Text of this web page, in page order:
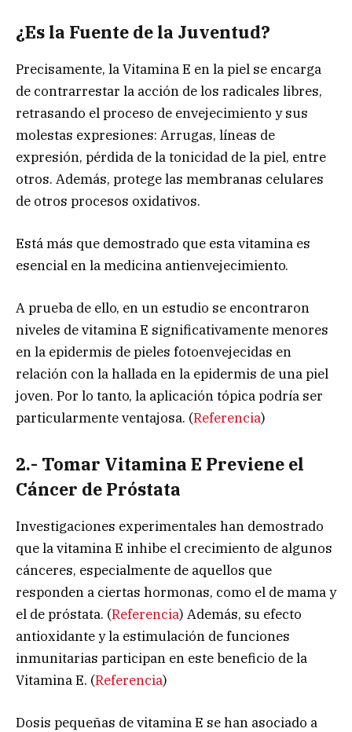
¿Es la Fuente de la Juventud?
Precisamente, la Vitamina E en la piel se encarga
de contrarrestar la acción de los radicales libres,
retrasando el proceso de envejecimiento y sus
molestas expresiones: Arrugas, líneas de
expresión, pérdida de la tonicidad de la piel, entre
otros. Además, protege las membranas celulares
de otros procesos oxidativos.
Está más que demostrado que esta vitamina es
esencial en la medicina antienvejecimiento.
A prueba de ello, en un estudio se encontraron
niveles de vitamina E significativamente menores
en la epidermis de pieles fotoenvejecidas en
relación con la hallada en la epidermis de una piel
joven. Por lo tanto, la aplicación tópica podría ser
particularmente ventajosa. (Referencia)
2.- Tomar Vitamina E Previene el
Cáncer de Próstata
Investigaciones experimentales han demostrado
que la vitamina E inhibe el crecimiento de algunos
cánceres, especialmente de aquellos que
responden a ciertas hormonas, como el de mama y
el de próstata. (Referencia) Además, su efecto
antioxidante y la estimulación de funciones
inmunitarias participan en este beneficio de la
Vitamina E. (Referencia)
Dosis pequeñas de vitamina E se han asociado a